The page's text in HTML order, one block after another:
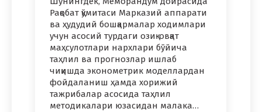
Рақобат қўмитаси Марказий аппарати
ва ҳудудий бошқармалар ходимлари
учун асосий турдаги озиқ-овқат
маҳсулотлари нархлари бўйича
таҳлил ва прогнозлар ишлаб
чиқишда эконометрик моделлардан
фойдаланиш ҳамда хорижий
тажрибалар асосида таҳлил
методикалари юзасидан малака…